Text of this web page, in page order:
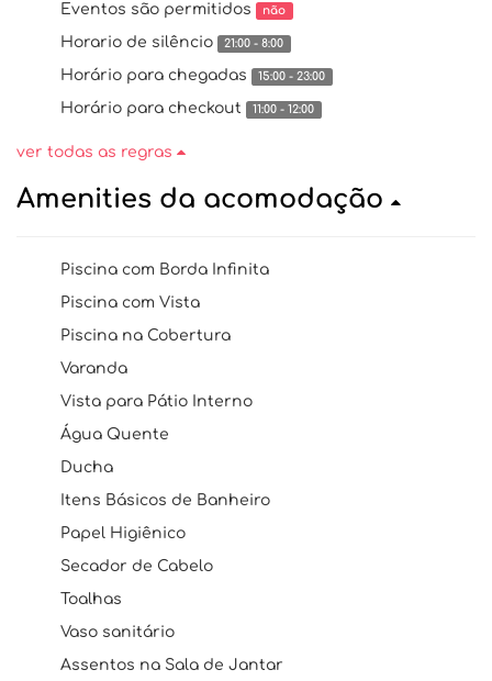
Eventos são permitidos não
Horario de silêncio 21:00 - 8:00
Horário para chegadas 15:00 - 23:00
Horário para checkout 11:00 - 12:00
ver todas as regras
Amenities da acomodação
Piscina com Borda Infinita
Piscina com Vista
Piscina na Cobertura
Varanda
Vista para Pátio Interno
Água Quente
Ducha
Itens Básicos de Banheiro
Papel Higiênico
Secador de Cabelo
Toalhas
Vaso sanitário
Assentos na Sala de Jantar